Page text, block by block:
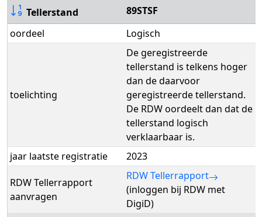
Tellerstand
89STSF
oordeel
Logisch
toelichting
De geregistreerde
tellerstand is telkens hoger
dan de daarvoor
geregistreerde tellerstand.
De RDW oordeelt dan dat de
tellerstand logisch
verklaarbaar is.
jaar laatste registratie
2023
RDW Tellerrapport
aanvragen
RDW Tellerrapport
(inloggen bij RDW met
DigiD)